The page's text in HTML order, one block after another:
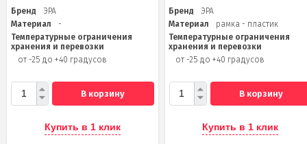
Бренд
ЭРА
Материал
-
Температурные ограничения
хранения и перевозки
от -25 до +40 градусов
В корзину
Купить в 1 клик
Бренд
ЭРА
Материал
рамка - пластик
Температурные ограничения
хранения и перевозки
от -25 до +40 градусов
В корзину
Купить в 1 клик